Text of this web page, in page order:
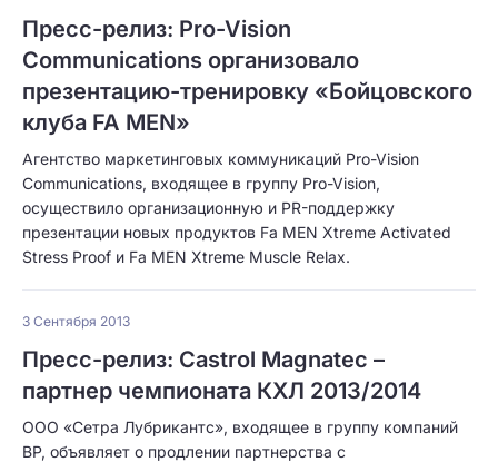
Пресс-релиз: Pro-Vision
Communications организовало
презентацию-тренировку «Бойцовского
клуба FA MEN»
Агентство маркетинговых коммуникаций Pro-Vision
Communications, входящее в группу Pro-Vision,
осуществило организационную и PR-поддержку
презентации новых продуктов Fa MEN Xtreme Activated
Stress Proof и Fa MEN Xtreme Muscle Relax.
3 Сентября 2013
Пресс-релиз: Castrol Magnatec –
партнер чемпионата КХЛ 2013/2014
ООО «Сетра Лубрикантс», входящее в группу компаний
ВР, объявляет о продлении партнерства с